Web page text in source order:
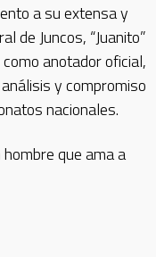
a su extensa y
de Juncos, “Juanito”
anotador oficial,
y compromiso
nacionales.
que ama a